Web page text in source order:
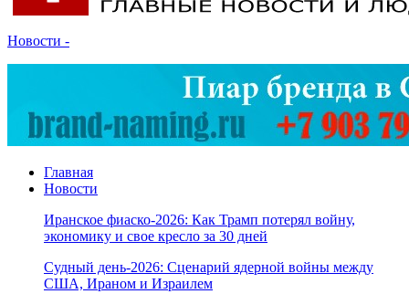
Новости -
Главная
Новости
Иранское фиаско-2026: Как Трамп потерял войну,
экономику и свое кресло за 30 дней
Судный день-2026: Сценарий ядерной войны между
США, Ираном и Израилем